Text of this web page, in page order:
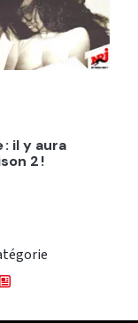
: il y aura
2 !